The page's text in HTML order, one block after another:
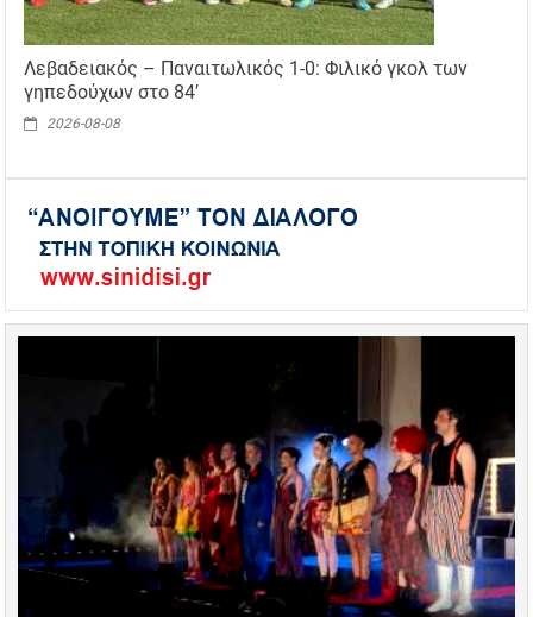
Λεβαδειακός – Παναιτωλικός 1-0: Φιλικό γκολ των
γηπεδούχων στο 84′
2026-08-08